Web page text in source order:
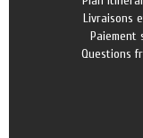
Livraisons
Paiement
Questions